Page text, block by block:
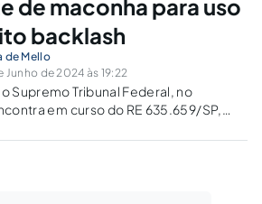
de maconha para uso
backlash
de Mello
de 2024 às 19:22
Supremo Tribunal Federal, no
em curso do RE 635.659/SP,
dar interpretação ao art. 28 da Lei de